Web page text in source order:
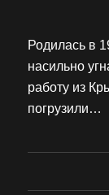
Родилась в
насильно
работу из
погрузили…